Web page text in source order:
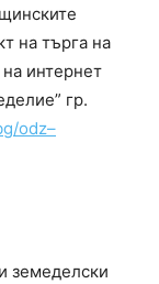
на търга на
интернет
гр.
/odz–
земеделски